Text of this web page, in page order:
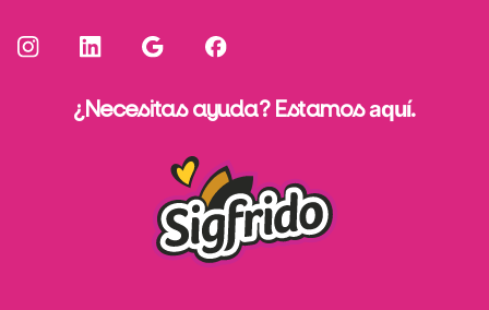
¿Necesitas ayuda? Estamosaquí.